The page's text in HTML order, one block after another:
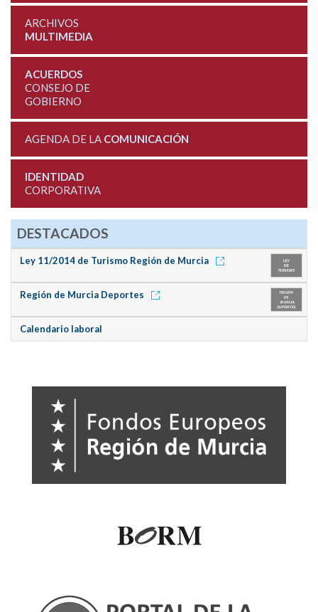
ARCHIVOS
MULTIMEDIA
ACUERDOS
CONSEJO DE
GOBIERNO
AGENDA DE LA COMUNICACIÓN
IDENTIDAD
CORPORATIVA
DESTACADOS
Ley 11/2014 de Turismo Región de Murcia
Región de Murcia Deportes
Calendario laboral